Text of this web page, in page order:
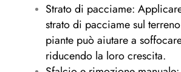
Strato di pacciame:
strato di pacciame sul
piante può aiutare a
riducendo la loro crescita.